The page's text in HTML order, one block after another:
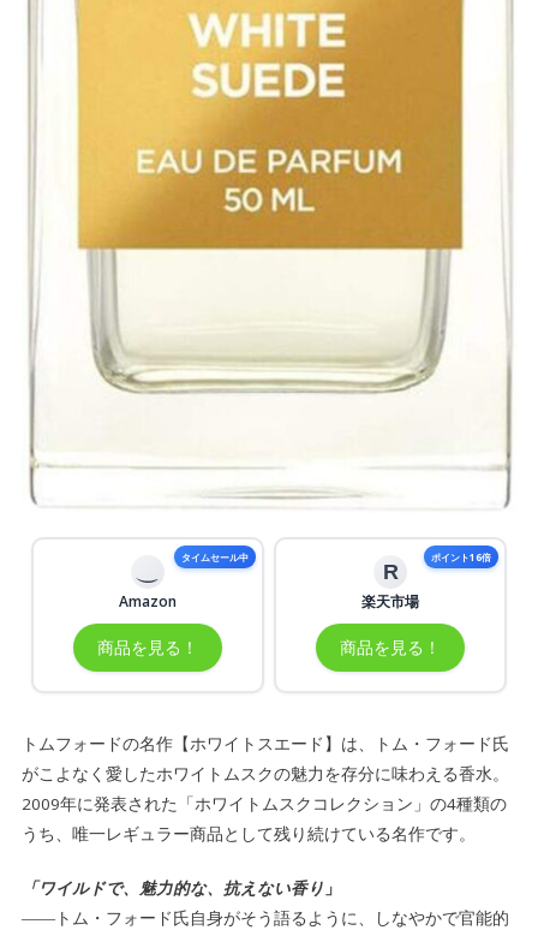
タイムセール中
Amazon
商品を見る！
ポイント16倍
R
楽天市場
商品を見る！
トムフォードの名作【ホワイトスエード】は、トム・フォード氏
がこよなく愛したホワイトムスクの魅力を存分に味わえる香水。
2009年に発表された「ホワイトムスクコレクション」の4種類の
うち、唯一レギュラー商品として残り続けている名作です。
「ワイルドで、魅力的な、抗えない香り 」
――トム・フォード氏自身がそう語るように、しなやかで官能的